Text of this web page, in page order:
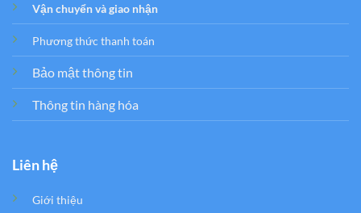
Vận chuyển và giao nhận
Phương thức thanh toán
Bảo mật thông tin
Thông tin hàng hóa
Liên hệ
Giới thiệu